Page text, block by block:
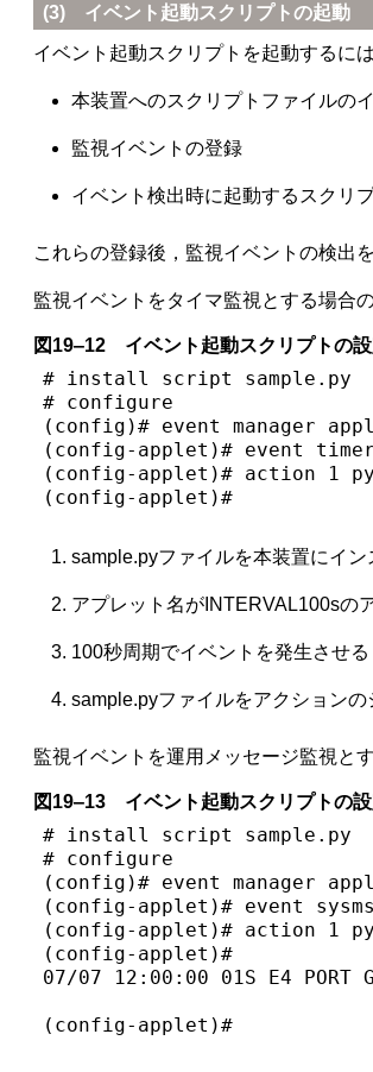
(3) イベント起動スクリプトの起動
イベント起動スクリプトを起動するに
本装置へのスクリプトファイルの
監視イベントの登録
イベント検出時に起動するスクリ
これらの登録後，監視イベントの検出
監視イベントをタイマ監視とする場合
図19‒12 イベント起動スクリプトの設
# install script
# configure
(config)# event manager
(config-applet)# event
(config-applet)# action 1
(config-applet)#
sample.pyファイルを本装置にイン
アプレット名がINTERVAL100sの
100秒周期でイベントを発生させ
sample.pyファイルをアクション
監視イベントを運用メッセージ監視と
図19‒13 イベント起動スクリプトの設
# install script
# configure
(config)# event manager
(config-applet)# event
(config-applet)# action 1
(config-applet)#
07/07 12:00:00 01S E4
(config-applet)#